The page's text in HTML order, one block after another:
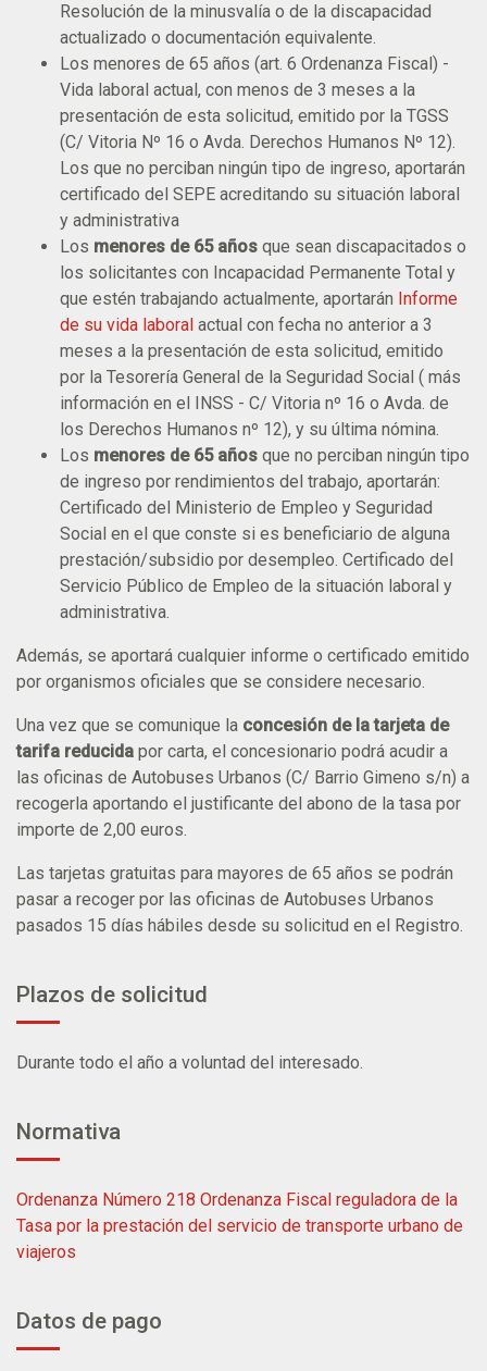
Resolución de la minusvalía o de la discapacidad
actualizado o documentación equivalente.
Los menores de 65 años (art. 6 Ordenanza Fiscal) -
Vida laboral actual, con menos de 3 meses a la
presentación de esta solicitud, emitido por la TGSS
(C/ Vitoria Nº 16 o Avda. Derechos Humanos Nº 12).
Los que no perciban ningún tipo de ingreso, aportarán
certificado del SEPE acreditando su situación laboral
y administrativa
Los menores de 65 años que sean discapacitados o
los solicitantes con Incapacidad Permanente Total y
que estén trabajando actualmente, aportarán Informe
de su vida laboral actual con fecha no anterior a 3
meses a la presentación de esta solicitud, emitido
por la Tesorería General de la Seguridad Social ( más
información en el INSS - C/ Vitoria nº 16 o Avda. de
los Derechos Humanos nº 12), y su última nómina.
Los menores de 65 años que no perciban ningún tipo
de ingreso por rendimientos del trabajo, aportarán:
Certificado del Ministerio de Empleo y Seguridad
Social en el que conste si es beneficiario de alguna
prestación/subsidio por desempleo. Certificado del
Servicio Público de Empleo de la situación laboral y
administrativa.
Además, se aportará cualquier informe o certificado emitido
por organismos oficiales que se considere necesario.
Una vez que se comunique la concesión de la tarjeta de
tarifa reducida por carta, el concesionario podrá acudir a
las oficinas de Autobuses Urbanos (C/ Barrio Gimeno s/n) a
recogerla aportando el justificante del abono de la tasa por
importe de 2,00 euros.
Las tarjetas gratuitas para mayores de 65 años se podrán
pasar a recoger por las oficinas de Autobuses Urbanos
pasados 15 días hábiles desde su solicitud en el Registro.
Plazos de solicitud
Durante todo el año a voluntad del interesado.
Normativa
Ordenanza Número 218 Ordenanza Fiscal reguladora de la
Tasa por la prestación del servicio de transporte urbano de
viajeros
Datos de pago